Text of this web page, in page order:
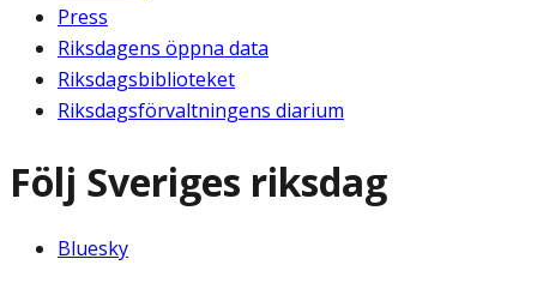
Press
Riksdagens öppna data
Riksdagsbiblioteket
Riksdagsförvaltningens diarium
Följ Sveriges riksdag
Bluesky